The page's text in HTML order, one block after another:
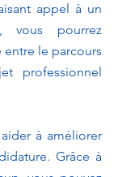
appel à un
vous pourrez
le parcours
professionnel
à améliorer
Grâce à